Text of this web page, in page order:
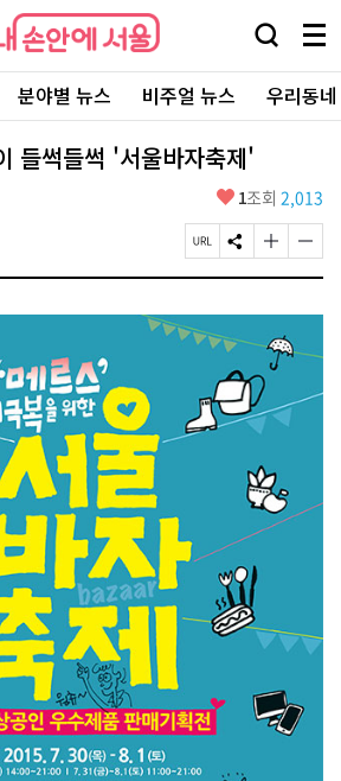
검
창
열
기
메
뉴
전
체
보
분야별 뉴스 비주얼 뉴스 우리동
들썩들썩 '서울바자축제'
좋
요
1조회 2,013
페
이
U
R
L
사
S
N
공
하
기
글
자
기
크
게
변
하
기
글
자
기
게
경
하